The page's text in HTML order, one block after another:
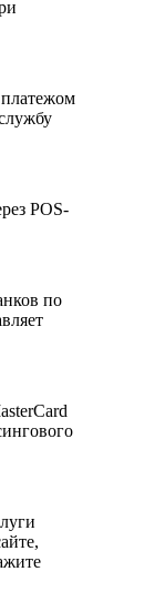
POS-
по